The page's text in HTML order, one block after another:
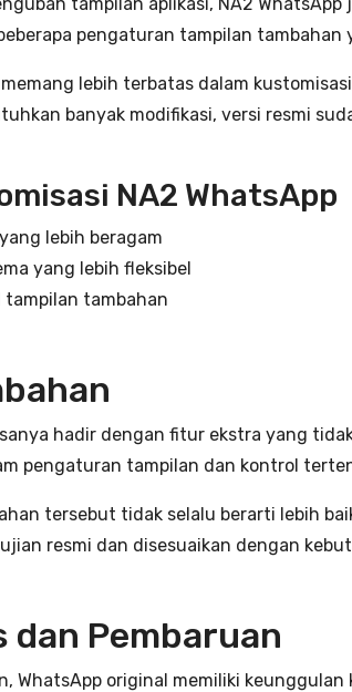
pengaturan tampilan
lebih terbatas dalam
banyak modifikasi, versi resmi
NA2 WhatsApp
lebih beragam
yang lebih fleksibel
tampilan tambahan
hadir dengan fitur ekstra yang
pengaturan tampilan dan kontrol
tersebut tidak selalu berarti lebih
resmi dan disesuaikan dengan
Pembaruan
WhatsApp original memiliki